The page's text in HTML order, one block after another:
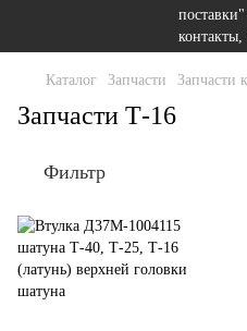
Каталог Запчасти Запчасти
Запчасти Т-16
Фильтр